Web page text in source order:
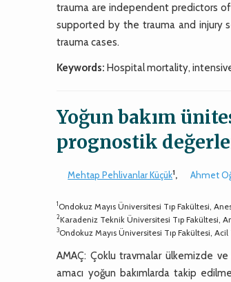
trauma are independent predictors
supported by the trauma and injury
trauma cases.
Keywords: Hospital mortality,
Yoğun bakım
prognostik
Mehtap Pehlivanlar Küçük1, Ahmet
1Ondokuz Mayıs Üniversitesi Tıp Fakültesi,
2Karadeniz Teknik Üniversitesi Tıp Fakültesi,
3Ondokuz Mayıs Üniversitesi Tıp Fakültesi,
AMAÇ: Çoklu travmalar ülkemizde
amacı yoğun bakımlarda takip